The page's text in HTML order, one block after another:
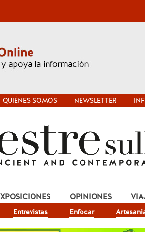
QUIÉNES SOMOS NEWSLETTER
Entrevistas Enfocar
OPINIONES